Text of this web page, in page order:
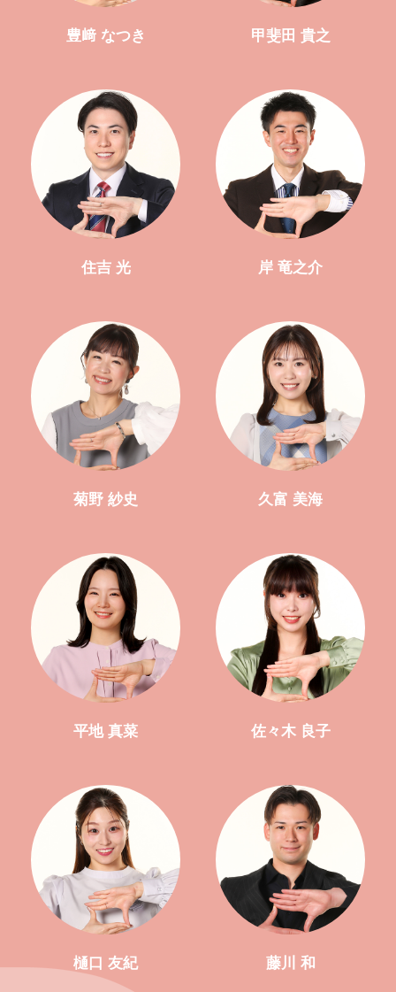
豊﨑 なつき 甲斐田 貴之
住吉 光 岸 竜之介
菊野 紗史 久富 美海
平地 真菜 佐々木 良子
樋口 友紀 藤川 和